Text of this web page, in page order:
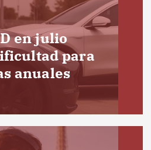
en julio
para
anuales